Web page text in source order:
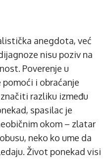
anegdota, već
nisu poziv na
Poverenje u
i obraćanje
razliku između
spasilac je
okom – zlatar
neko ko ume da
Život ponekad visi